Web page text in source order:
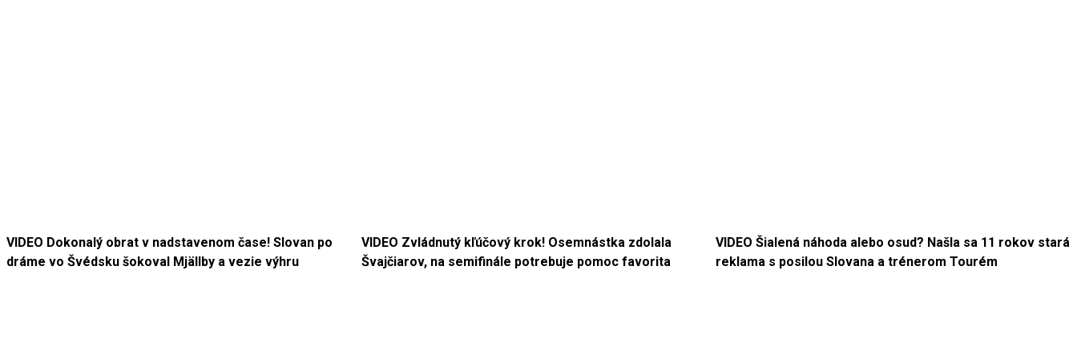
VIDEO Dokonalý obrat v nadstavenom čase! Slovan po
dráme vo Švédsku šokoval Mjällby a vezie výhru
VIDEO Zvládnutý kľúčový krok! Osemnástka zdolala
Švajčiarov, na semifinále potrebuje pomoc favorita
VIDEO Šialená náhoda alebo osud? Našla sa 11 rokov stará
reklama s posilou Slovana a trénerom Tourém